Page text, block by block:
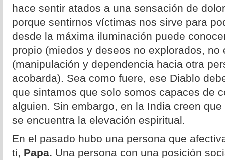
hace sentir atados a una sensación de
porque sentirnos víctimas nos sirve para
desde la máxima iluminación puede
propio (miedos y deseos no explorados, no
(manipulación y dependencia hacia otra
acobarda). Sea como fuere, ese Diablo
que sintamos que solo somos capaces de
alguien. Sin embargo, en la India creen
se encuentra la elevación espiritual.
En el pasado hubo una persona que
ti, Papa. Una persona con una posición